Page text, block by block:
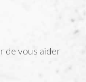
de vous aider